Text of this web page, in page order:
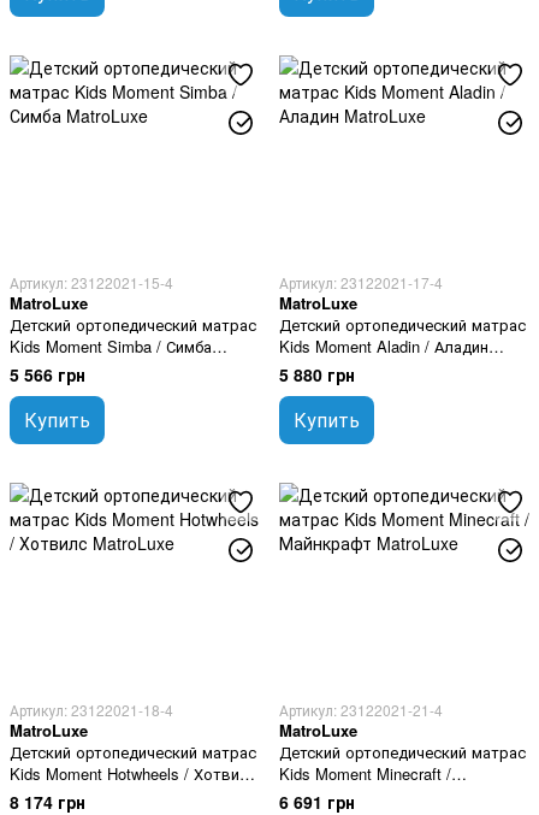
Артикул: 23122021-15-4
MatroLuxe
Детский ортопедический матрас
Kids Moment Simba / Симба
80х160 см
5 566 грн
Купить
Артикул: 23122021-17-4
MatroLuxe
Детский ортопедический матрас
Kids Moment Aladin / Аладин
80х160 см
5 880 грн
Купить
Артикул: 23122021-18-4
MatroLuxe
Детский ортопедический матрас
Kids Moment Hotwheels / Хотвилс
80х160 см
8 174 грн
Артикул: 23122021-21-4
MatroLuxe
Детский ортопедический матрас
Kids Moment Minecraft /
Майнкрафт 80х160 см
6 691 грн